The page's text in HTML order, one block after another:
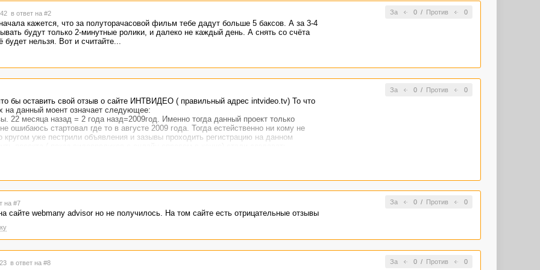
За 0/ Против 0
в ответ на #2
кажется, что за полуторачасовой фильм тебе дадут больше 5 баксов. А за 3-4
будут только 2-минутные ролики, и далеко не каждый день. А снять со счёта
нельзя. Вот и считайте...
За 0/ Против 0
бы оставить свой отзыв о сайте ИНТВИДЕО ( правильный адрес intvideo.tv) То что
на данный моент означает следующее:
22 месяца назад = 2 года назд=2009год. Именно тогда данный проект только
ошибаюсь стартовал где то в августе 2009 года. Тогда естейственно ни кому не
уже пестрили объявления и зазывы проходить регистрацию на данном
обещала запустить ролики и начать платить обещанные 3,6 wmz /час. Сладкое
и меня. Но видеоопросы все не приходили , и уже стали появляться многочисленные
и т.д.
с ним, те кто не верил писали о нем негативные отзывы.
роликов и хотел много заработать на этом проекте , но желание просто
ссылке пришли не увидели, отрицательных отзывов увеличилось, интерес к
и увидеть там наконец то информацию, что видеоопросы уже есть , я
я нашел форум про интвидео, где активно обсуждалось то, что проект загнулся
при этом давались ссылки на другие проекты, где якобы лежат миллионы!!) и если бы
За 0/ Против 0
на #7
сайте webmany advisor но не получилось. На том сайте есть отрицательные отзывы
За 0/ Против 0
в ответ на #8